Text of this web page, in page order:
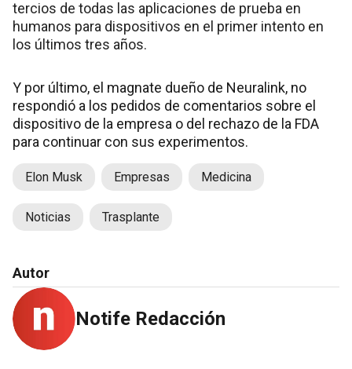
tercios de todas las aplicaciones de prueba en
humanos para dispositivos en el primer intento en
los últimos tres años.
Y por último, el magnate dueño de Neuralink, no
respondió a los pedidos de comentarios sobre el
dispositivo de la empresa o del rechazo de la FDA
para continuar con sus experimentos.
Elon Musk Empresas Medicina
Noticias Trasplante
Autor
Notife Redacción